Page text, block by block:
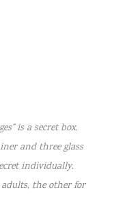
is a secret box.
and three glass
individually.
adults, the other for